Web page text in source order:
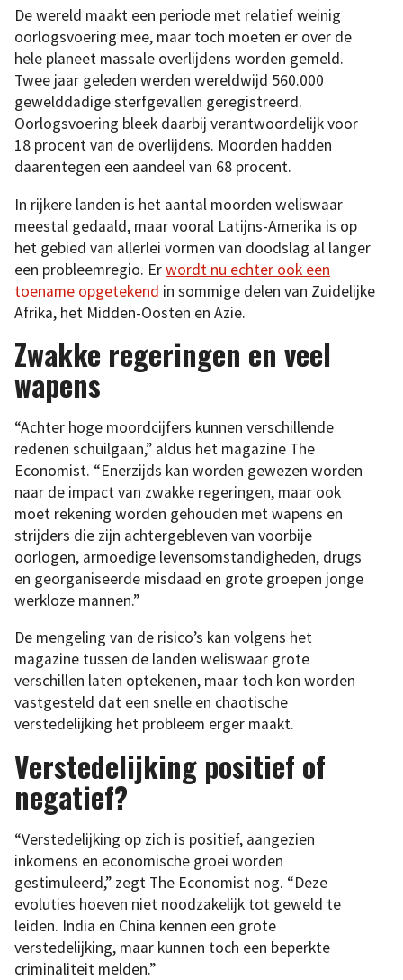
De wereld maakt een periode met relatief weinig
oorlogsvoering mee, maar toch moeten er over de
hele planeet massale overlijdens worden gemeld.
Twee jaar geleden werden wereldwijd 560.000
gewelddadige sterfgevallen geregistreerd.
Oorlogsvoering bleek daarbij verantwoordelijk voor
18 procent van de overlijdens. Moorden hadden
daarentegen een aandeel van 68 procent.
In rijkere landen is het aantal moorden weliswaar
meestal gedaald, maar vooral Latijns-Amerika is op
het gebied van allerlei vormen van doodslag al langer
een probleemregio. Erwordt nu echter ook een
toename opgetekend in sommige delen van Zuidelijke
Afrika, het Midden-Oosten en Azië.
Zwakke regeringen en veel
wapens
“Achter hoge moordcijfers kunnen verschillende
redenen schuilgaan,” aldus het magazine The
Economist. “Enerzijds kan worden gewezen worden
naar de impact van zwakke regeringen, maar ook
moet rekening worden gehouden met wapens en
strijders die zijn achtergebleven van voorbije
oorlogen, armoedige levensomstandigheden, drugs
en georganiseerde misdaad en grote groepen jonge
werkloze mannen.”
De mengeling van de risico’s kan volgens het
magazine tussen de landen weliswaar grote
verschillen laten optekenen, maar toch kon worden
vastgesteld dat een snelle en chaotische
verstedelijking het probleem erger maakt.
Verstedelijking positief of
negatief?
“Verstedelijking op zich is positief, aangezien
inkomens en economische groei worden
gestimuleerd,” zegt The Economist nog. “Deze
evoluties hoeven niet noodzakelijk tot geweld te
leiden. India en China kennen een grote
verstedelijking, maar kunnen toch een beperkte
criminaliteit melden.”